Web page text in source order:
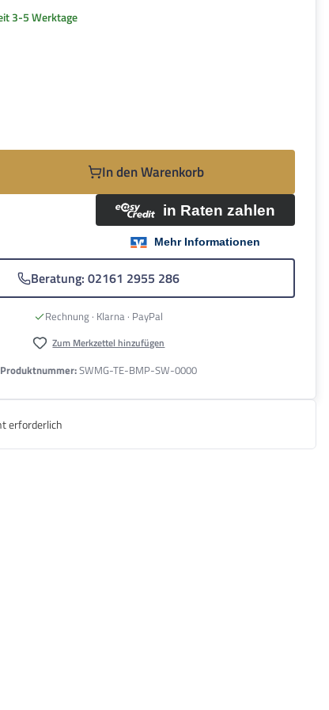
3-5 Werktage
Gib den gewünschten Wert ein
In den Warenkorb
Beratung: 02161 2955 286
Rechnung · Klarna · PayPal
Zum Merkzettel hinzufügen
Produktnummer:SWMG-TE-BMP-SW-0000
erforderlich